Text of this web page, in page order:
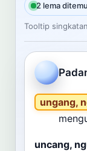
Dashboard
2 lema
Tooltip
ungang,
uncang,